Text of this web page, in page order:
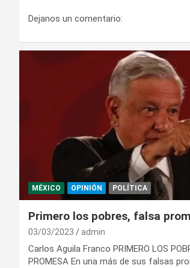
Dejanos un comentario:
MÉXICO OPINIÓN POLÍTICA
Primero los pobres, falsa
03/03/2023 admin
Carlos Aguila Franco PRIMERO LOS
PROMESA En una más de sus falsas